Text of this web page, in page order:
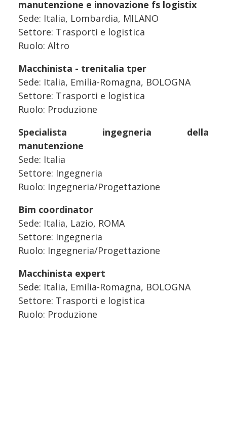
manutenzione e innovazione fs logistix
Sede: Italia, Lombardia, MILANO
Settore: Trasporti e logistica
Ruolo: Altro
Macchinista - trenitalia tper
Sede: Italia, Emilia-Romagna, BOLOGNA
Settore: Trasporti e logistica
Ruolo: Produzione
Specialista ingegneria della
manutenzione
Sede: Italia
Settore: Ingegneria
Ruolo: Ingegneria/Progettazione
Bim coordinator
Sede: Italia, Lazio, ROMA
Settore: Ingegneria
Ruolo: Ingegneria/Progettazione
Macchinista expert
Sede: Italia, Emilia-Romagna, BOLOGNA
Settore: Trasporti e logistica
Ruolo: Produzione